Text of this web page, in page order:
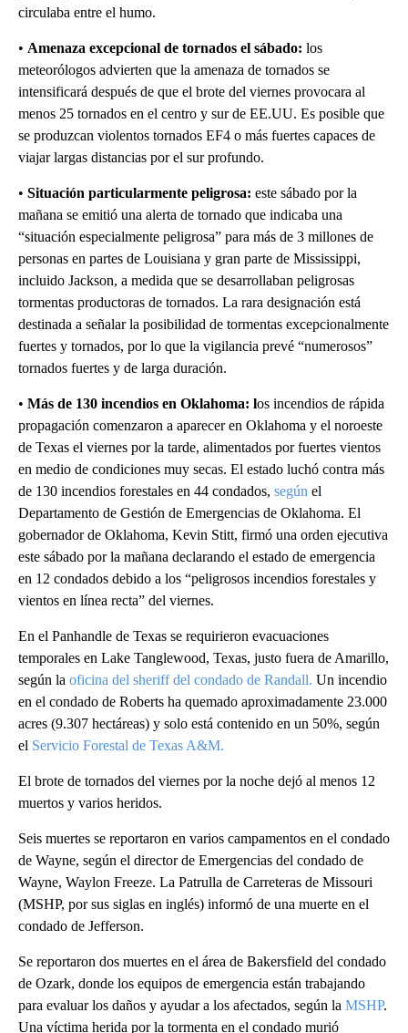
circulaba entre el humo.
• Amenaza excepcional de tornados el sábado: los
meteorólogos advierten que la amenaza de tornados se
intensificará después de que el brote del viernes provocara al
menos 25 tornados en el centro y sur de EE.UU. Es posible que
se produzcan violentos tornados EF4 o más fuertes capaces de
viajar largas distancias por el sur profundo.
• Situación particularmente peligrosa: este sábado por la
mañana se emitió una alerta de tornado que indicaba una
“situación especialmente peligrosa” para más de 3 millones de
personas en partes de Louisiana y gran parte de Mississippi,
incluido Jackson, a medida que se desarrollaban peligrosas
tormentas productoras de tornados. La rara designación está
destinada a señalar la posibilidad de tormentas excepcionalmente
fuertes y tornados, por lo que la vigilancia prevé “numerosos”
tornados fuertes y de larga duración.
• Más de 130 incendios en Oklahoma: los incendios de rápida
propagación comenzaron a aparecer en Oklahoma y el noroeste
de Texas el viernes por la tarde, alimentados por fuertes vientos
en medio de condiciones muy secas. El estado luchó contra más
de 130 incendios forestales en 44 condados, según el
Departamento de Gestión de Emergencias de Oklahoma. El
gobernador de Oklahoma, Kevin Stitt, firmó una orden ejecutiva
este sábado por la mañana declarando el estado de emergencia
en 12 condados debido a los “peligrosos incendios forestales y
vientos en línea recta” del viernes.
En el Panhandle de Texas se requirieron evacuaciones
temporales en Lake Tanglewood, Texas, justo fuera de Amarillo,
según la oficina del sheriff del condado de Randall. Un incendio
en el condado de Roberts ha quemado aproximadamente 23.000
acres (9.307 hectáreas) y solo está contenido en un 50%, según
el Servicio Forestal de Texas A&M.
El brote de tornados del viernes por la noche dejó al menos 12
muertos y varios heridos.
Seis muertes se reportaron en varios campamentos en el condado
de Wayne, según el director de Emergencias del condado de
Wayne, Waylon Freeze. La Patrulla de Carreteras de Missouri
(MSHP, por sus siglas en inglés) informó de una muerte en el
condado de Jefferson.
Se reportaron dos muertes en el área de Bakersfield del condado
de Ozark, donde los equipos de emergencia están trabajando
para evaluar los daños y ayudar a los afectados, según la MSHP.
Una víctima herida por la tormenta en el condado murió